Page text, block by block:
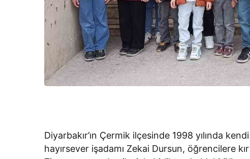
Diyarbakır’ın Çermik ilçesinde 1998 yılında
hayırsever işadamı Zekai Dursun, öğrencilere